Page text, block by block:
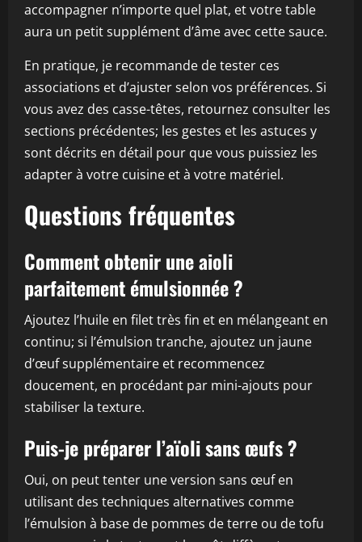
accompagner n’importe quel plat, et votre table
aura un petit supplément d’âme avec cette sauce.
En pratique, je recommande de tester ces
associations et d’ajuster selon vos préférences. Si
vous avez des casse-têtes, retournez consulter les
sections précédentes; les gestes et les astuces y
sont décrits en détail pour que vous puissiez les
adapter à votre cuisine et à votre matériel.
Questions fréquentes
Comment obtenir une aioli
parfaitement émulsionnée ?
Ajoutez l’huile en filet très fin et en mélangeant en
continu; si l’émulsion tranche, ajoutez un jaune
d’œuf supplémentaire et recommencez
doucement, en procédant par mini-ajouts pour
stabiliser la texture.
Puis-je préparer l’aïoli sans œufs ?
Oui, on peut tenter une version sans œuf en
utilisant des techniques alternatives comme
l’émulsion à base de pommes de terre ou de tofu